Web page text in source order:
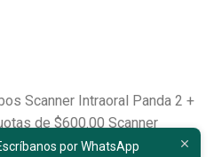
Scanner Intraoral Panda 2 +
de $600.00 Scanner
SE, cuotas de $333.00
por WhatsApp